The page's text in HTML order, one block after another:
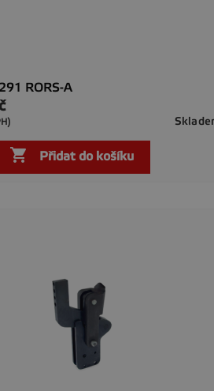
RORS-A
 Přidat do košíku